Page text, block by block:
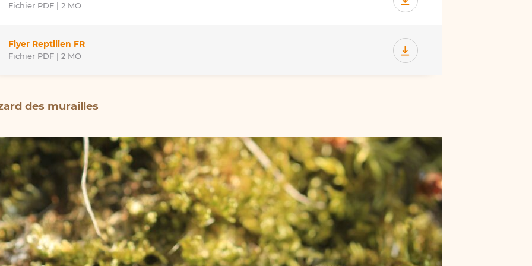
Fichier PDF | 2 MO
Flyer Reptilien FR
Fichier PDF | 2 MO
des murailles